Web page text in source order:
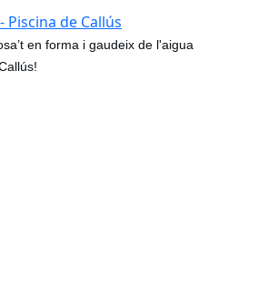
Piscina de Callús
en forma i gaudeix de l'aigua